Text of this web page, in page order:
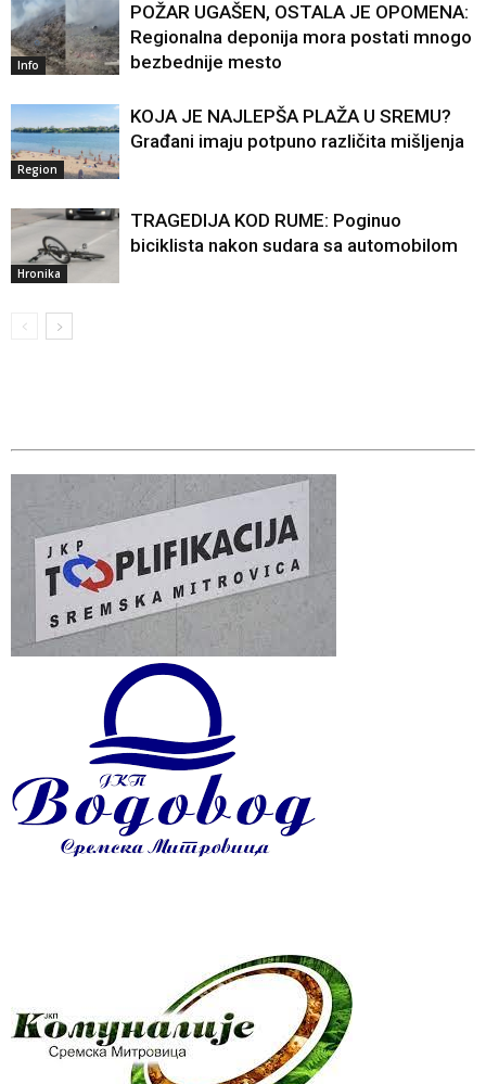
Info
POŽAR UGAŠEN, OSTALA JE OPOMENA:
Regionalna deponija mora postati mnogo
bezbednije mesto
Region
KOJA JE NAJLEPŠA PLAŽA U SREMU?
Građani imaju potpuno različita mišljenja
Hronika
TRAGEDIJA KOD RUME: Poginuo
biciklista nakon sudara sa automobilom